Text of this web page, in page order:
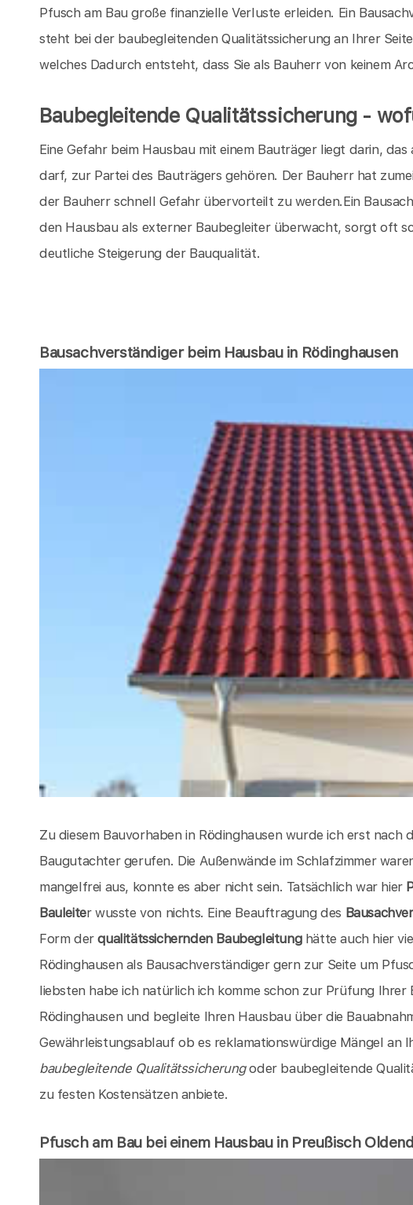
Pfusch am Bau große finanzielle Verluste erleiden. Ein
steht bei der baubegleitenden Qualitätssicherung an Ihrer
welches Dadurch entsteht, dass Sie als Bauherr von keinem
Baubegleitende Qualitätssicherung -
Eine Gefahr beim Hausbau mit einem Bauträger liegt darin,
darf, zur Partei des Bauträgers gehören. Der Bauherr hat
der Bauherr schnell Gefahr übervorteilt zu werden.Ein
den Hausbau als externer Baubegleiter überwacht, sorgt oft
deutliche Steigerung der Bauqualität.
Bausachverständiger beim Hausbau in Rödinghausen
Zu diesem Bauvorhaben in Rödinghausen wurde ich erst nach
Baugutachter gerufen. Die Außenwände im Schlafzimmer
mangelfrei aus, konnte es aber nicht sein. Tatsächlich war hier
Bauleiter wusste von nichts. Eine Beauftragung des
Form derqualitätssichernden Baubegleitunghätte auch hier
Rödinghausen als Bausachverständiger gern zur Seite um
liebsten habe ich natürlich ich komme schon zur Prüfung
Rödinghausen und begleite Ihren Hausbau über die
Gewährleistungsablauf ob es reklamationswürdige Mängel an
baubegleitende Qualitätssicherungoder baubegleitende
zu festen Kostensätzen anbiete.
Pfusch am Bau bei einem Hausbau in Preußisch